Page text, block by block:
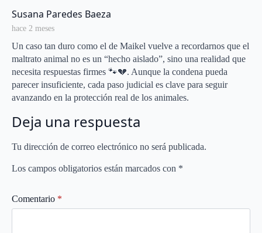
kilos de cocaína
Susana Paredes Baeza
hace 2 meses
Un caso tan duro como el de Maikel vuelve a recordarnos que el
maltrato animal no es un “hecho aislado”, sino una realidad que
necesita respuestas firmes 🐾💔. Aunque la condena pueda
parecer insuficiente, cada paso judicial es clave para seguir
avanzando en la protección real de los animales.
Deja una respuesta
Tu dirección de correo electrónico no será publicada.
Los campos obligatorios están marcados con *
Comentario *